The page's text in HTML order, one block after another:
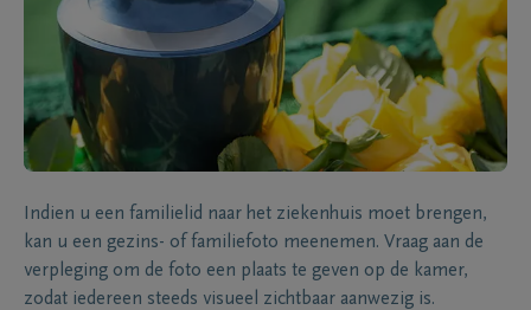
Indien u een familielid naar het ziekenhuis moet brengen,
kan u een gezins- of familiefoto meenemen. Vraag aan de
verpleging om de foto een plaats te geven op de kamer,
zodat iedereen steeds visueel zichtbaar aanwezig is.